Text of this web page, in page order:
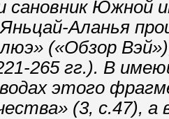
сановник Южной
Аланья
(«Обзор
265 гг.). В
этого
(3, с.47),